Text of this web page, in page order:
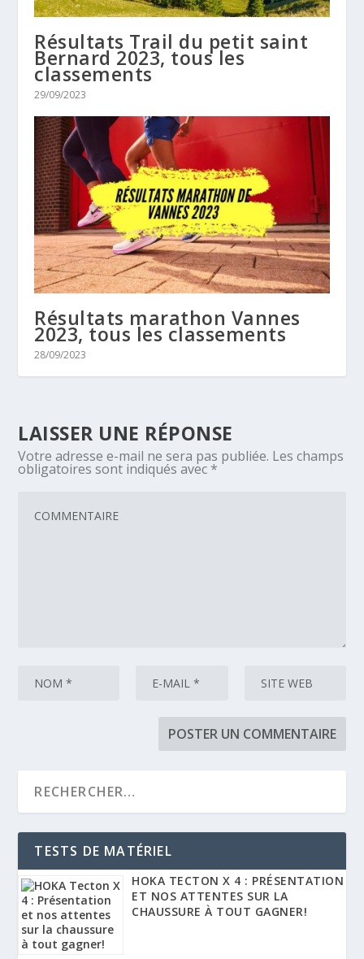
Résultats Trail du petit saint
Bernard 2023, tous les
classements
29/09/2023
Résultats marathon Vannes
2023, tous les classements
28/09/2023
LAISSER UNE RÉPONSE
Votre adresse e-mail ne sera pas publiée. Les champs
obligatoires sont indiqués avec *
TESTS DE MATÉRIEL
HOKA TECTON X 4 : PRÉSENTATION
ET NOS ATTENTES SUR LA
CHAUSSURE À TOUT GAGNER!